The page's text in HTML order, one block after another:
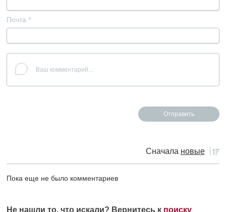
Почта *
Сначала новые
Пока еще не было комментариев
Не нашли то, что искали? Вернитесь к поиску